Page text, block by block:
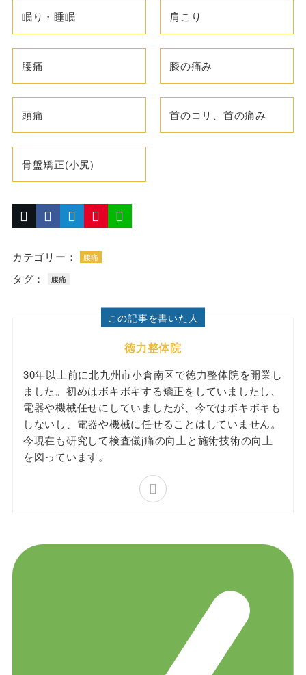
眠り・睡眠 肩こり
腰痛 膝の痛み
頭痛 首のコリ、首の痛み
骨盤矯正(小尻)
カテゴリー： 腰痛
タグ： 腰痛
この記事を書いた人
徳力整体院
30年以上前に北九州市小倉南区で徳力整体院を開業し
ました。初めはボキボキする矯正をしていましたし、
電器や機械任せにしていましたが、今ではボキボキも
しないし、電器や機械に任せることはしていません。
今現在も研究して検査儀j痛の向上と施術技術の向上
を図っています。